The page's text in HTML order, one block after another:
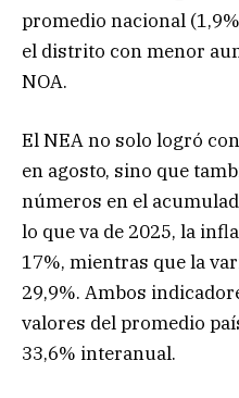
promedio nacional
el distrito con menor
NOA.
El NEA no solo logró
en agosto, sino que
números en el
lo que va de 2025, la
17%, mientras que la
29,9%. Ambos
valores del promedio
33,6% interanual.